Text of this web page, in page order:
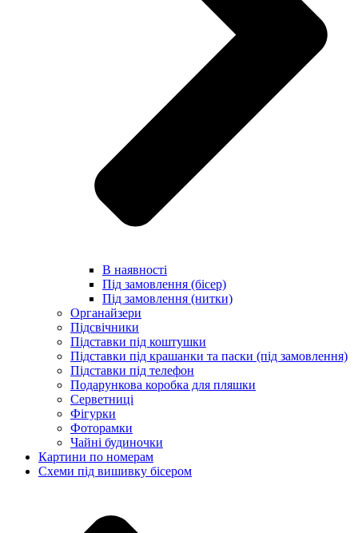
В наявності
Під замовлення (бісер)
Під замовлення (нитки)
Органайзери
Підсвічники
Підставки під коштушки
Підставки під крашанки та паски (під замовлення)
Підставки під телефон
Подарункова коробка для пляшки
Серветниці
Фігурки
Фоторамки
Чайні будиночки
Картини по номерам
Схеми під вишивку бісером